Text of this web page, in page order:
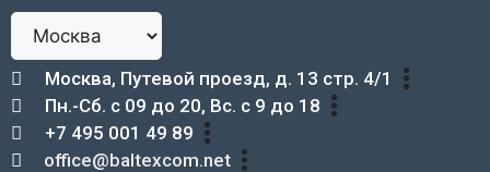
Москва, Путевой проезд, д. 13 стр. 4/1
Пн.-Сб. с 09 до 20, Вс. с 9 до 18
+7 495 001 49 89
office@baltexcom.net